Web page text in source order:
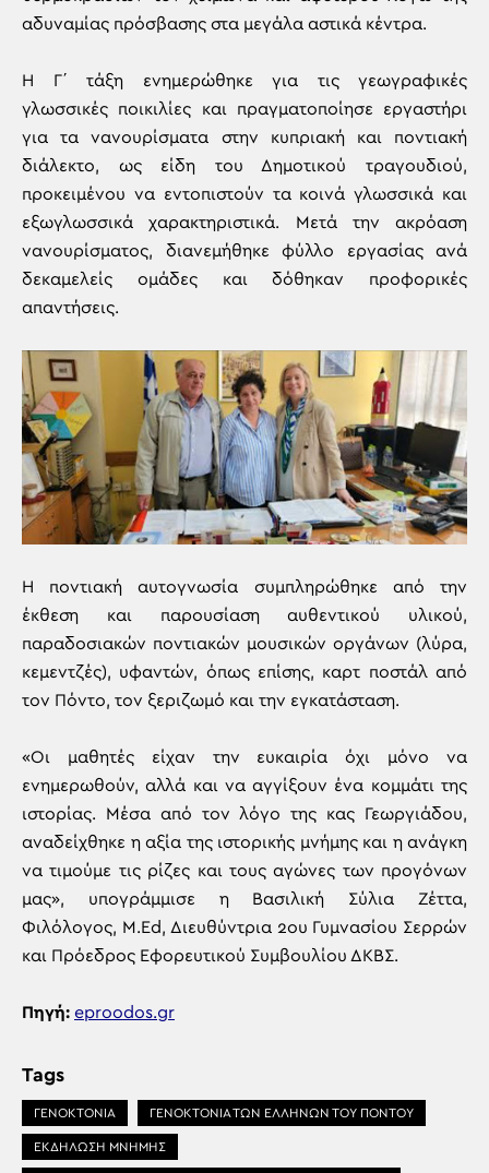
αδυναμίας πρόσβασης στα μεγάλα αστικά κέντρα.
Η Γ΄ τάξη ενημερώθηκε για τις γεωγραφικές
γλωσσικές ποικιλίες και πραγματοποίησε εργαστήρι
για τα νανουρίσματα στην κυπριακή και ποντιακή
διάλεκτο, ως είδη του Δημοτικού τραγουδιού,
προκειμένου να εντοπιστούν τα κοινά γλωσσικά και
εξωγλωσσικά χαρακτηριστικά. Μετά την ακρόαση
νανουρίσματος, διανεμήθηκε φύλλο εργασίας ανά
δεκαμελείς ομάδες και δόθηκαν προφορικές
απαντήσεις.
Η ποντιακή αυτογνωσία συμπληρώθηκε από την
έκθεση και παρουσίαση αυθεντικού υλικού,
παραδοσιακών ποντιακών μουσικών οργάνων (λύρα,
κεμεντζές), υφαντών, όπως επίσης, καρτ ποστάλ από
τον Πόντο, τον ξεριζωμό και την εγκατάσταση.
«Οι μαθητές είχαν την ευκαιρία όχι μόνο να
ενημερωθούν, αλλά και να αγγίξουν ένα κομμάτι της
ιστορίας. Μέσα από τον λόγο της κας Γεωργιάδου,
αναδείχθηκε η αξία της ιστορικής μνήμης και η ανάγκη
να τιμούμε τις ρίζες και τους αγώνες των προγόνων
μας», υπογράμμισε η Βασιλική Σύλια Ζέττα,
Φιλόλογος, M.Εd, Διευθύντρια 2ου Γυμνασίου Σερρών
και Πρόεδρος Εφορευτικού Συμβουλίου ΔΚΒΣ.
Πηγή: eproodos.gr
Tags
ΓΕΝΟΚΤΟΝΙΑ ΓΕΝΟΚΤΟΝΙΑ ΤΩΝ ΕΛΛΗΝΩΝ ΤΟΥ ΠΟΝΤΟΥ
ΕΚΔΗΛΩΣΗ ΜΝΗΜΗΣ